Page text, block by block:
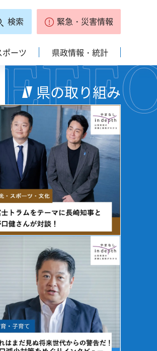
検索 緊急・災害情報
ーツ 県政情報・統計
県の取り組み